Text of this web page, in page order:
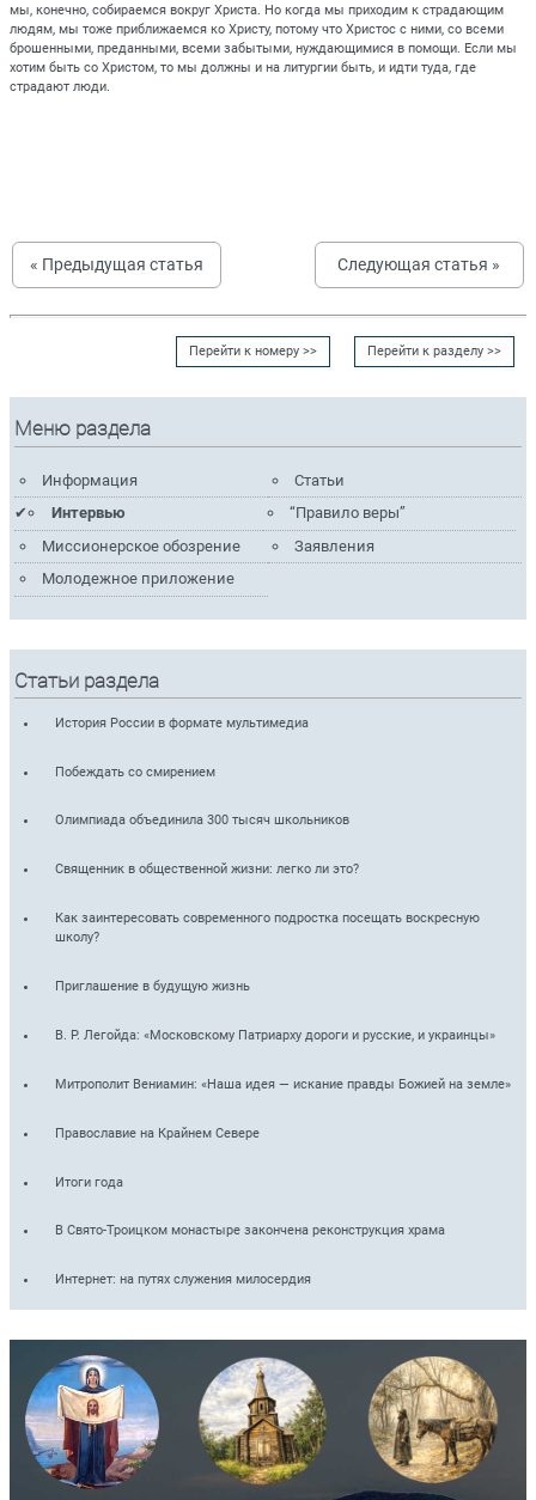
мы, конечно, собираемся вокруг Христа. Но когда мы приходим к страдающим
людям, мы тоже приближаемся ко Христу, потому что Христос с ними, со всеми
брошенными, преданными, всеми забытыми, нуждающимися в помощи. Если мы
хотим быть со Христом, то мы должны и на литургии быть, и идти туда, где
страдают люди.
« Предыдущая статья Следующая статья »
Перейти к разделу >>
Перейти к номеру >>
Меню раздела
Информация
Статьи
Интервью
“Правило веры”
Миссионерское обозрение
Заявления
Молодежное приложение
Статьи раздела
История России в формате мультимедиа
Побеждать со смирением
Олимпиада объединила 300 тысяч школьников
Священник в общественной жизни: легко ли это?
Как заинтересовать современного подростка посещать воскресную
школу?
Приглашение в будущую жизнь
В. Р. Легойда: «Московскому Патриарху дороги и русские, и украинцы»
Митрополит Вениамин: «Наша идея — искание правды Божией на земле»
Православие на Крайнем Севере
Итоги года
В Свято-Троицком монастыре закончена реконструкция храма
Интернет: на путях служения милосердия